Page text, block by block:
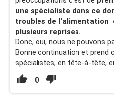
une spécialiste dans ce
troubles de l'alimentation
plusieurs reprises.
Donc, oui, nous ne pouvons
Bonne continuation et prend
spécialistes, en tête-à-tête,
0